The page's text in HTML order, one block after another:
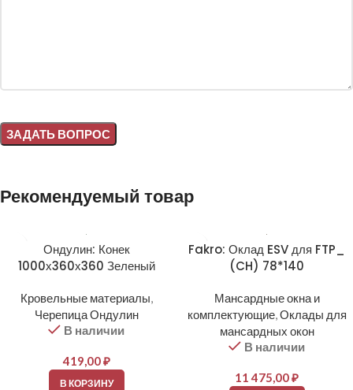
Рекомендуемый товар
Ондулин: Конек
1000х360х360 Зеленый
Кровельные материалы,
Черепица Ондулин
В наличии
419,00₽
В КОРЗИНУ
Fakro: Оклад ESV для FTP_
(CH) 78*140
Мансардные окна и
комплектующие,Оклады для
мансардных окон
В наличии
11 475,00₽